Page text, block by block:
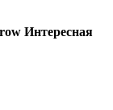
Интересная